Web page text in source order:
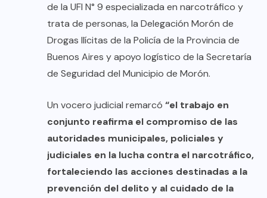
de la UFI N° 9 especializada en narcotráfico y
trata de personas, la Delegación Morón de
Drogas Ilícitas de la Policía de la Provincia de
Buenos Aires y apoyo logístico de la Secretaría
de Seguridad del Municipio de Morón.
Un vocero judicial remarcó “el trabajo en
conjunto reafirma el compromiso de las
autoridades municipales, policiales y
judiciales en la lucha contra el narcotráfico,
fortaleciendo las acciones destinadas a la
prevención del delito y al cuidado de la